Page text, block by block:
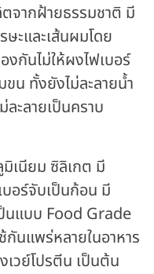
จากฝ้ายธรรมชาติ มี
ะและเส้นผมโดย
กันไม่ให้ผงไฟเบอร์
น ทั้งยังไม่ละลายน้ำ
ะลายเป็นคราบ
มิเนียม ซิลิเกต มี
อร์จับเป็นก้อน มี
นแบบ Food Grade
กันแพร่หลายในอาหาร
วย์โปรตีน เป็นต้น